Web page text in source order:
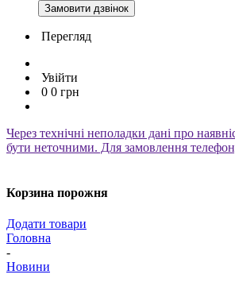
Замовити дзвінок
Перегляд
Увійти
0 0 грн
Через технічні неполадки дані про
бути неточними. Для замовлення
Корзина порожня
Додати товари
Головна
-
Новини